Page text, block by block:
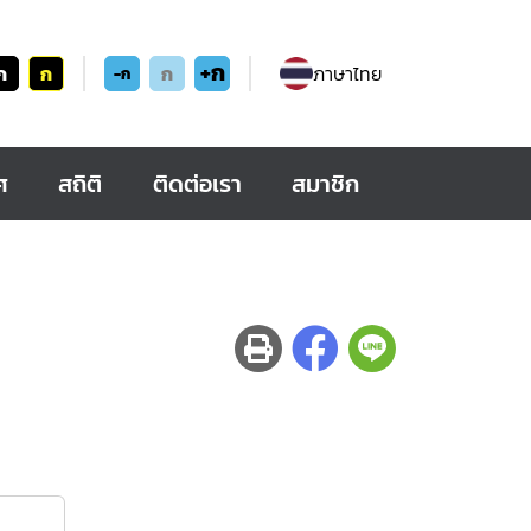
ก -ก ก +ก ภาษาไทย
สถิติ ติดต่อเรา สมาชิก